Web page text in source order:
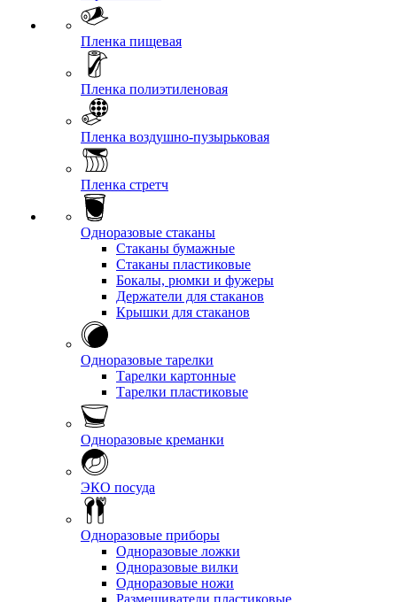
Пленка пищевая
Пленка полиэтиленовая
Пленка воздушно-пузырьковая
Пленка стретч
Одноразовые стаканы
Стаканы бумажные
Стаканы пластиковые
Бокалы, рюмки и фужеры
Держатели для стаканов
Крышки для стаканов
Одноразовые тарелки
Тарелки картонные
Тарелки пластиковые
Одноразовые креманки
ЭКО посуда
Одноразовые приборы
Одноразовые ложки
Одноразовые вилки
Одноразовые ножи
Размешиватели пластиковые